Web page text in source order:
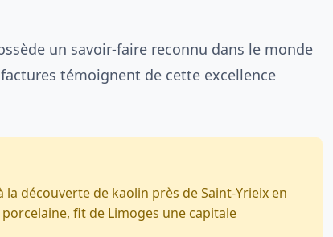
un savoir-faire reconnu dans le monde
témoignent de cette excellence
découverte de kaolin près de Saint-Yrieix en
fit de Limoges une capitale